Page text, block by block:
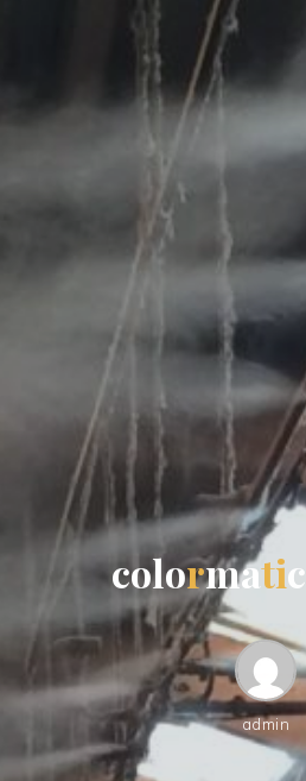
colormatic
admin